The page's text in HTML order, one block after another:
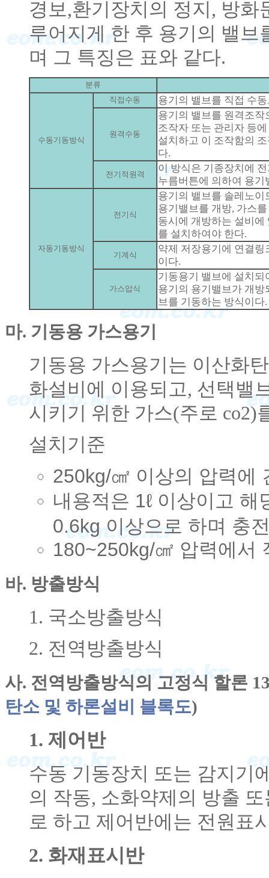
경보,환기장치의 정지, 방
루어지게 한 후 용기의 밸브
며 그 특징은 표와 같다.
분류
수동기동방식
직접수동 용기의 밸브를 직접 수
원격수동
용기의 밸브를 원격조
조작자 또는 관리자 등
설치하고 이 조작함의
다.
전기적원격
이 방식은 기종장치에
누름버튼에 의하여 용기
자동기동방식
전기식
용기의 밸브를 솔레노
용기밸브를 개방, 가스
동시에 개방하는 설비
를 설치하여야 한다.
기계식
약제 저장용기에 연결
이다.
가스압식
기동용기 밸브에 설치
용기의 용기밸브가 개
브를 기동하는 방식이다.
마. 기동용 가스용기
기동용 가스용기는 이산화
화설비에 이용되고, 선택밸
시키기 위한 가스(주로 co2)
설치기준
250kg/㎠ 이상의 압력에
내용적은 1ℓ 이상이고
0.6kg 이상으로 하며 충
180~250kg/㎠ 압력에서
바. 방출방식
1. 국소방출방식
2. 전역방출방식
사. 전역방출방식의 고정식 할론
탄소 및 하론설비 블록도)
1. 제어반
수동 기동장치 또는 감지기
의 작동, 소화약제의 방출
로 하고 제어반에는 전원표
2. 화재표시반